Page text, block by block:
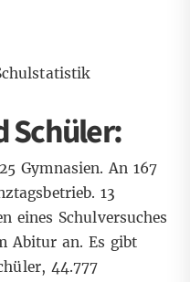
Schüler:
Gymnasien. An 167
13
eines Schulversuches
Abitur an. Es gibt
44.777